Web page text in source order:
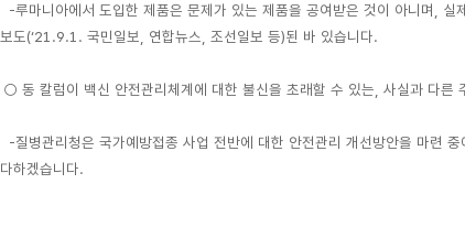
-루마니아에서 도입한 제품은 문제가 있는 제품을 공여받은 것이 아니며,
보도(‘21.9.1. 국민일보, 연합뉴스, 조선일보 등)된 바 있습니다.
○ 동 칼럼이 백신 안전관리체계에 대한 불신을 초래할 수 있는, 사실과 다른
-질병관리청은 국가예방접종 사업 전반에 대한 안전관리 개선방안을 마련
다하겠습니다.